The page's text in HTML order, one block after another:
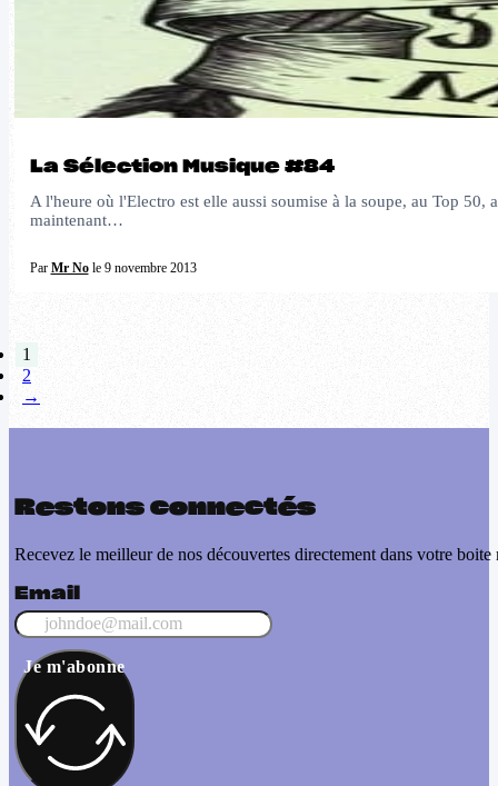
La Sélection Musique #84
A l'heure où l'Electro est elle aussi soumise à la soupe, au Top
maintenant…
Par Mr Nole 9 novembre 2013
1
2
→
Restons connectés
Recevez le meilleur de nos découvertes directement dans votre boite
Email
Je m'abonne